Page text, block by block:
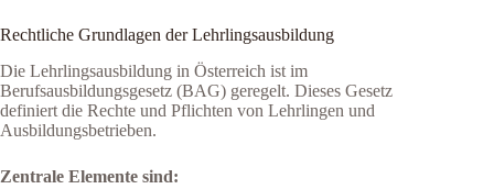
Rechtliche Grundlagen der Lehrlingsausbildung
Die Lehrlingsausbildung in Österreich ist im
Berufsausbildungsgesetz (BAG) geregelt. Dieses Gesetz
definiert die Rechte und Pflichten von Lehrlingen und
Ausbildungsbetrieben.
Zentrale Elemente sind: